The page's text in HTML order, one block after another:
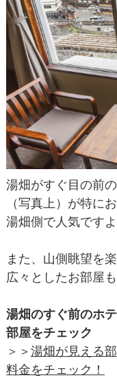
湯畑がすぐ目の前
（写真上）が特に
湯畑側で人気ですよ
また、山側眺望を
広々としたお部屋
湯畑のすぐ前のホ
部屋をチェック
＞＞ 湯畑が見える
料金をチェック！